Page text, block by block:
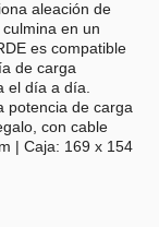
aleación de
en un
es compatible
de carga
el día a día.
potencia de carga
con cable
| Caja: 169 x 154